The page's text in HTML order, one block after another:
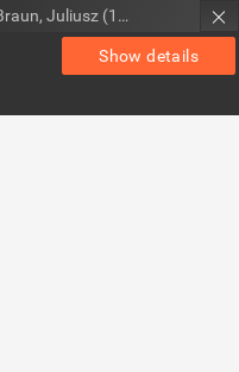
Show details
Braun, Juliusz (1948- ). Red.